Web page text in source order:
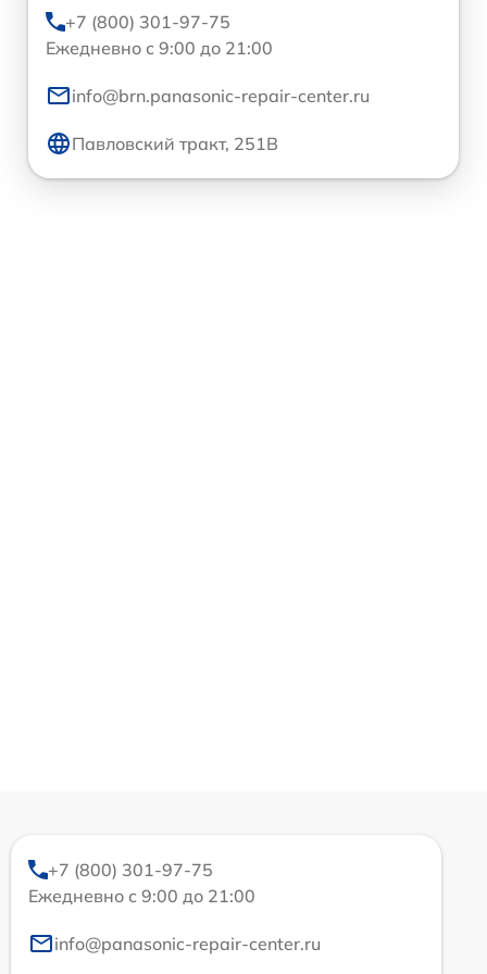
+7 (800) 301-97-75
Ежедневно с 9:00 до 21:00
info@brn.panasonic-repair-center.ru
Павловский тракт, 251В
+7 (800) 301-97-75
Ежедневно с 9:00 до 21:00
info@panasonic-repair-center.ru